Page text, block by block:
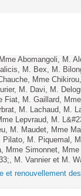
Abomangoli, M.
M. Bex, M.
Mme
M. Davi, M.
Fiat, M. Gaillard,
M. Lachaud, M.
Lepvraud, M.
M. Maudet, Mme
M. Piquemal,
Simonnet,
M. Vannier et M.
et renouvellement